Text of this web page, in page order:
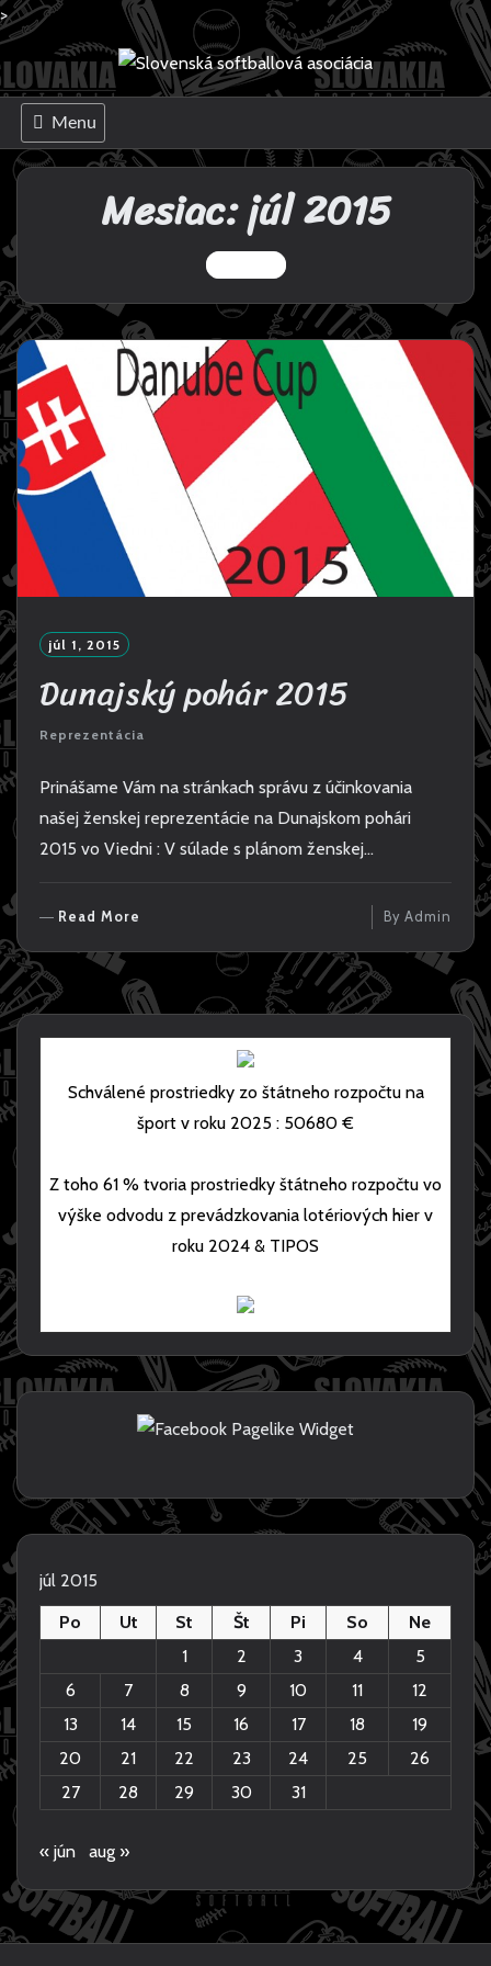
>
Skip
to
content
Menu
Mesiac:júl 2015
júl 1, 2015
Dunajský pohár 2015
Reprezentácia
Prinášame Vám na stránkach správu z účinkovania
našej ženskej reprezentácie na Dunajskom pohári
2015 vo Viedni : V súlade s plánom ženskej…
Read More
D
M
O
E
By Admin
Schválené prostriedky zo štátneho rozpočtu na
šport v roku 2025 : 50680 €
Z toho 61 % tvoria prostriedky štátneho rozpočtu vo
výške odvodu z prevádzkovania lotériových hier v
roku 2024 & TIPOS
júl 2015
Po
Ut St Št Pi So
Ne
1
2 3 4
5
6
7 8 9 10 11
12
13
14 15 16 17 18
19
20
21 22 23 24 25
26
27
28 29 30 31
« jún aug »